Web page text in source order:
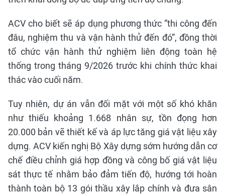
ACV cho biết sẽ áp dụng phương thức “thi công đến
đâu, nghiệm thu và vận hành thử đến đó”, đồng thời
tổ chức vận hành thử nghiệm liên động toàn hệ
thống trong tháng 9/2026 trước khi chính thức khai
thác vào cuối năm.
Tuy nhiên, dự án vẫn đối mặt với một số khó khăn
như thiếu khoảng 1.668 nhân sự, tồn đọng hơn
20.000 bản vẽ thiết kế và áp lực tăng giá vật liệu xây
dựng. ACV kiến nghị Bộ Xây dựng sớm hướng dẫn cơ
chế điều chỉnh giá hợp đồng và công bố giá vật liệu
sát thực tế nhằm bảo đảm tiến độ, hướng tới hoàn
thành toàn bộ 13 gói thầu xây lắp chính và đưa sân